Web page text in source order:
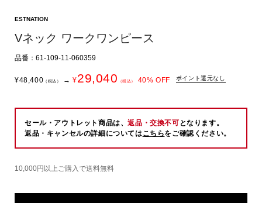
ESTNATION
Vネック ワークワンピース
品番：61-109-11-060359
¥48,400 （税込） → ¥29,040 （税込） 40% OFF ポイント還元なし
セール・アウトレット商品は、返品・交換不可 となります。
返品・キャンセルの詳細についてはこちらをご確認ください。
10,000円以上ご購入で送料無料